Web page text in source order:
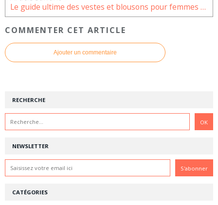
Le guide ultime des vestes et blousons pour femmes à porter au quotidien
COMMENTER CET ARTICLE
Ajouter un commentaire
NEWSLETTER
RECHERCHE
CATÉGORIES